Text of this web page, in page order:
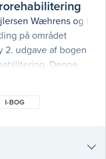
Wæhrensog
på området
2. udgave af bogen
Denne
og
I-BOG